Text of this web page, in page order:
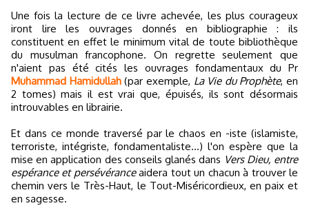
Une fois la lecture de ce livre achevée, les plus courageux
iront lire les ouvrages donnés en bibliographie : ils
constituent en effet le minimum vital de toute bibliothèque
du musulman francophone. On regrette seulement que
n'aient pas été cités les ouvrages fondamentaux du Pr
Muhammad Hamidullah(par exemple, La Vie du Prophète, en
2 tomes) mais il est vrai que, épuisés, ils sont désormais
introuvables en librairie.
Et dans ce monde traversé par le chaos en -iste (islamiste,
terroriste, intégriste, fondamentaliste...) l'on espère que la
mise en application des conseils glanés dans Vers Dieu, entre
espérance et persévéranceaidera tout un chacun à trouver le
chemin vers le Très-Haut, le Tout-Miséricordieux, en paix et
en sagesse.